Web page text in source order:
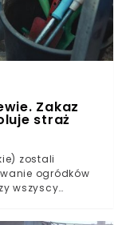
Zakaz
straż
zostali
ogródków
wszyscy